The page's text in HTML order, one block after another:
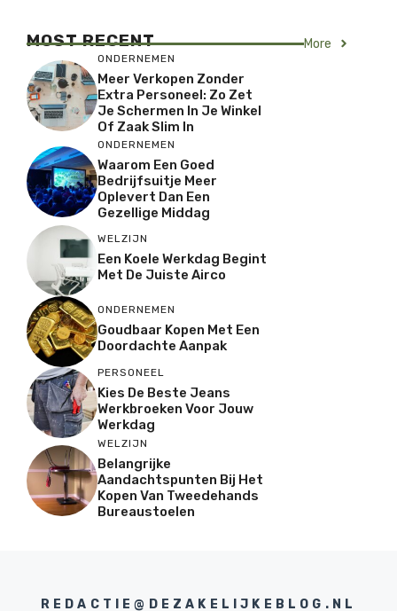
MOST RECENT More
ONDERNEMEN
Meer Verkopen Zonder
Extra Personeel: Zo Zet
Je Schermen In Je Winkel
Of Zaak Slim In
ONDERNEMEN
Waarom Een Goed
Bedrijfsuitje Meer
Oplevert Dan Een
Gezellige Middag
WELZIJN
Een Koele Werkdag Begint
Met De Juiste Airco
ONDERNEMEN
Goudbaar Kopen Met Een
Doordachte Aanpak
PERSONEEL
Kies De Beste Jeans
Werkbroeken Voor Jouw
Werkdag
WELZIJN
Belangrijke
Aandachtspunten Bij Het
Kopen Van Tweedehands
Bureaustoelen
REDACTIE@DEZAKELIJKEBLOG.NL